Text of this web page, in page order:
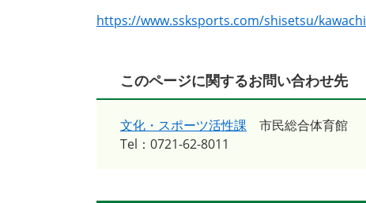
https://www.ssksports.com/shisetsu/
このページに関するお問い合わせ先
文化・スポーツ活性課
市民総合体育館
Tel：0721-62-8011